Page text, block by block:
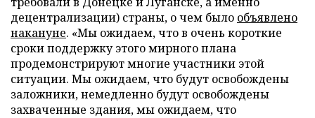
децентрализации) страны, о чем было объявлено
накануне. «Мы ожидаем, что в очень короткие
сроки поддержку этого мирного плана
продемонстрируют многие участники этой
ситуации. Мы ожидаем, что будут освобождены
заложники, немедленно будут освобождены
захваченные здания, мы ожидаем, что